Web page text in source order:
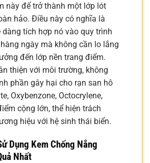
này để trở thành một lớp lót
hảo. Điều này có nghĩa là
dàng tích hợp nó vào quy trình
ngày mà không cần lo lắng
đến lớp nền trang điểm.
thiện với môi trường, không
phần gây hại cho rạn san hô
Oxybenzone, Octocrylene,
cộng lớn, thể hiện trách
hiệu với hệ sinh thái biển.
Dụng Kem Chống Nắng
Nhất